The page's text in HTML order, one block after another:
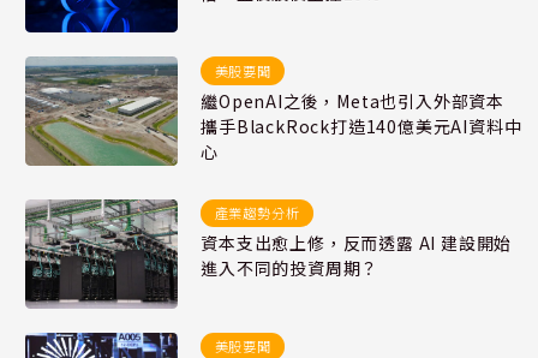
美股要聞
繼OpenAI之後，Meta也引入外部資本
攜手BlackRock打造140億美元AI資料中
心
產業趨勢分析
資本支出愈上修，反而透露 AI 建設開始
進入不同的投資周期？
美股要聞